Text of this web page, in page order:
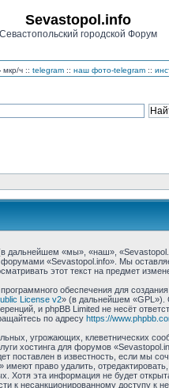
Sevastopol.info
Севастопольский городской Форум
мкр/ч :: telegram :: наш фото-telegram ::
дальнейшем «мы», «наш»,
форумами «Sevastopol.info». Мы
этот текст на предмет
обеспечения для
License v2» (в дальнейшем «GPL»).
и phpBB Limited не несёт
по адресу https://
угрожающих, клеветнических
хостинга для форумов
поставлен в известность, если мы
право удалить,
Хотя эта информация не будет
к несанкционированному доступу к